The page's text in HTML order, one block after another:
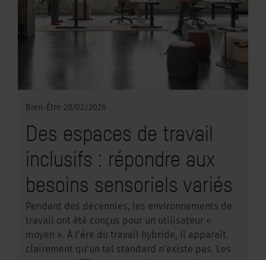
Bien-Être 20/02/2026
Des espaces de travail
inclusifs : répondre aux
besoins sensoriels variés
Pendant des décennies, les environnements de
travail ont été conçus pour un utilisateur «
moyen ». À l’ère du travail hybride, il apparaît
clairement qu’un tel standard n’existe pas. Les